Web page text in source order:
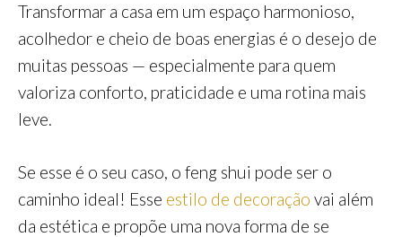
Transformar a casa em um espaço harmonioso,
acolhedor e cheio de boas energias é o desejo de
muitas pessoas — especialmente para quem
valoriza conforto, praticidade e uma rotina mais
leve.
Se esse é o seu caso, o feng shui pode ser o
caminho ideal! Esse estilo de decoração vai além
da estética e propõe uma nova forma de se